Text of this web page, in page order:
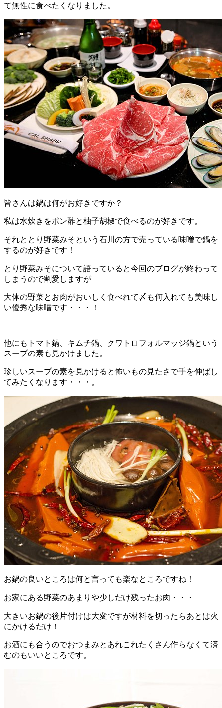
て無性に食べたくなりました。
皆さんは鍋は何がお好きですか？
私は水炊きをポン酢と柚子胡椒で食べるのが好きです。
それととり野菜みそという石川の方で売っている味噌で鍋を
するのが好きです！
とり野菜みそについて語っていると今回のブログが終わって
しまうので割愛しますが
大体の野菜とお肉がおいしく食べれて〆も何入れても美味し
い優秀な味噌です・・・！
他にもトマト鍋、キムチ鍋、クワトロフォルマッジ鍋という
スープの素も見かけました。
珍しいスープの素を見かけると怖いもの見たさで手を伸ばし
てみたくなります・・・。
お鍋の良いところは何と言っても楽なところですね！
お家にある野菜のあまりや少しだけ残ったお肉・・・
大きいお鍋の後片付けは大変ですが材料を切ったらあとは火
にかけるだけ！
お酒にも合うのでおつまみとあれこれたくさん作らなくて済
むのもいいところです。